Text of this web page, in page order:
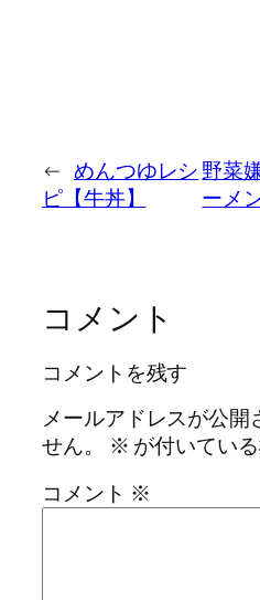
← めんつゆレシ
ピ【牛丼】
野菜
ーメ
コメント
コメントを残す
メールアドレスが公開
せん。
※ が付いてい
コメント ※